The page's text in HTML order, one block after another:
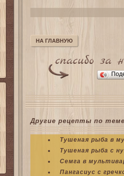
НА ГЛАВНУЮ
Другие рецепты по
Тушеная рыба в
Тушеная рыба с
Семга в
Пангасиус с